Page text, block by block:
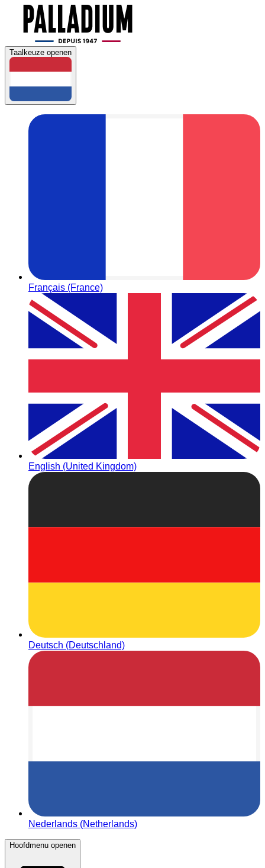
Taalkeuze openen
Français (France)
English (United Kingdom)
Deutsch (Deutschland)
Nederlands (Netherlands)
Hoofdmenu openen